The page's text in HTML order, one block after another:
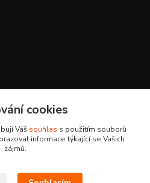
cookies
Váš souhlas s použitím souborů
informace týkající se Vašich
zájmů.